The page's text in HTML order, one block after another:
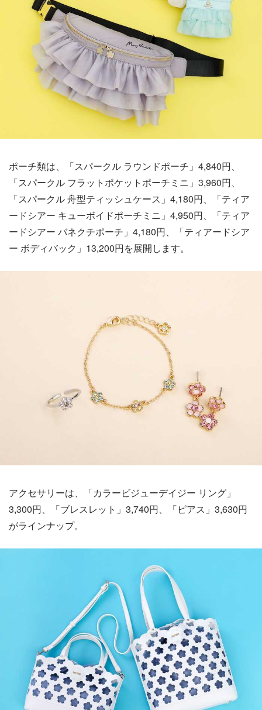
ポーチ類は、「スパークル ラウンドポーチ」4,840円、
「スパークル フラットポケットポーチミニ」3,960円、
「スパークル 舟型ティッシュケース」4,180円、「ティア
ードシアー キューボイドポーチミニ」4,950円、「ティア
ードシアー バネクチポーチ」4,180円、「ティアードシア
ー ボディバック」13,200円を展開します。
アクセサリーは、「カラービジューデイジー リング」
3,300円、「ブレスレット」3,740円、「ピアス」3,630円
がラインナップ。